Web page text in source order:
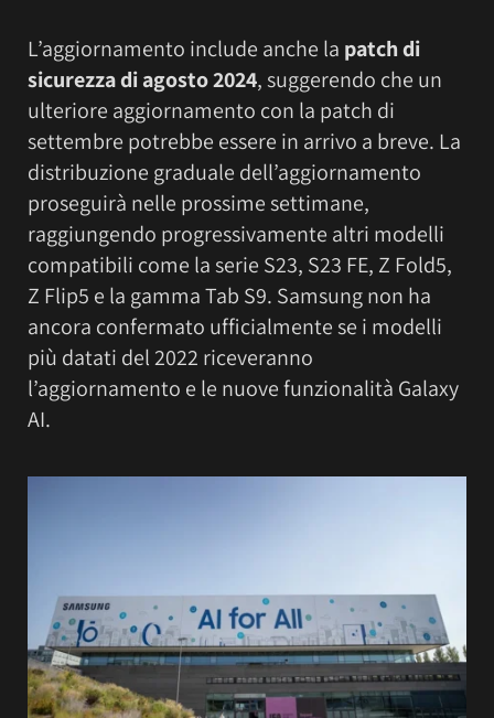
L’aggiornamento include anche la patch di
sicurezza di agosto 2024, suggerendo che un
ulteriore aggiornamento con la patch di
settembre potrebbe essere in arrivo a breve. La
distribuzione graduale dell’aggiornamento
proseguirà nelle prossime settimane,
raggiungendo progressivamente altri modelli
compatibili come la serie S23, S23 FE, Z Fold5,
Z Flip5 e la gamma Tab S9. Samsung non ha
ancora confermato ufficialmente se i modelli
più datati del 2022 riceveranno
l’aggiornamento e le nuove funzionalità Galaxy
AI.